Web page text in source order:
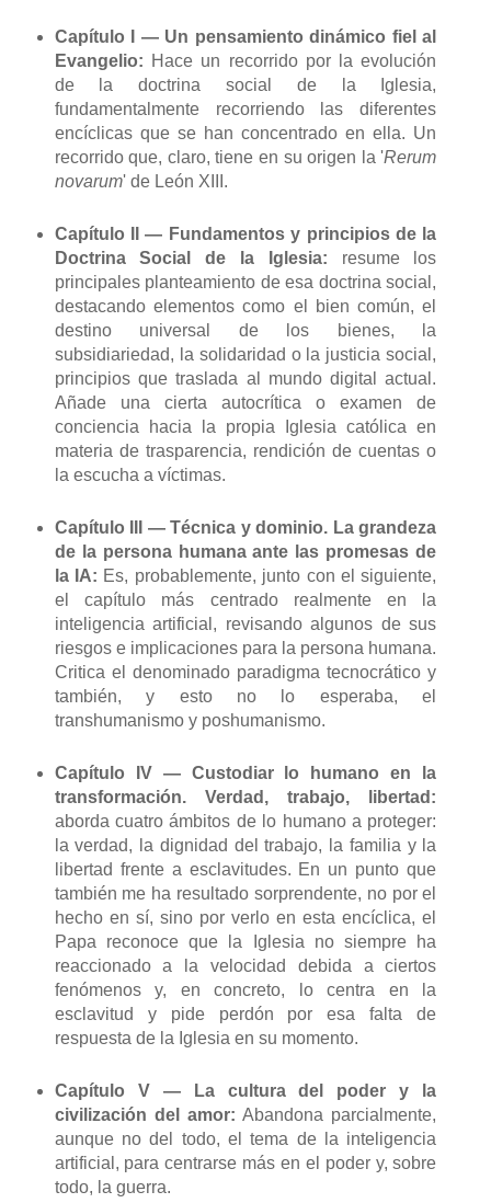
Capítulo I — Un pensamiento dinámico fiel al
Evangelio: Hace un recorrido por la evolución
de la doctrina social de la Iglesia,
fundamentalmente recorriendo las diferentes
encíclicas que se han concentrado en ella. Un
recorrido que, claro, tiene en su origen la 'Rerum
novarum' de León XIII.
Capítulo II — Fundamentos y principios de la
Doctrina Social de la Iglesia: resume los
principales planteamiento de esa doctrina social,
destacando elementos como el bien común, el
destino universal de los bienes, la
subsidiariedad, la solidaridad o la justicia social,
principios que traslada al mundo digital actual.
Añade una cierta autocrítica o examen de
conciencia hacia la propia Iglesia católica en
materia de trasparencia, rendición de cuentas o
la escucha a víctimas.
Capítulo III — Técnica y dominio. La grandeza
de la persona humana ante las promesas de
la IA: Es, probablemente, junto con el siguiente,
el capítulo más centrado realmente en la
inteligencia artificial, revisando algunos de sus
riesgos e implicaciones para la persona humana.
Critica el denominado paradigma tecnocrático y
también, y esto no lo esperaba, el
transhumanismo y poshumanismo.
Capítulo IV — Custodiar lo humano en la
transformación. Verdad, trabajo, libertad:
aborda cuatro ámbitos de lo humano a proteger:
la verdad, la dignidad del trabajo, la familia y la
libertad frente a esclavitudes. En un punto que
también me ha resultado sorprendente, no por el
hecho en sí, sino por verlo en esta encíclica, el
Papa reconoce que la Iglesia no siempre ha
reaccionado a la velocidad debida a ciertos
fenómenos y, en concreto, lo centra en la
esclavitud y pide perdón por esa falta de
respuesta de la Iglesia en su momento.
Capítulo V — La cultura del poder y la
civilización del amor: Abandona parcialmente,
aunque no del todo, el tema de la inteligencia
artificial, para centrarse más en el poder y, sobre
todo, la guerra.